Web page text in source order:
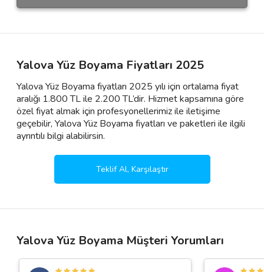
Yalova Yüz Boyama Fiyatları 2025
Yalova Yüz Boyama fiyatları 2025 yılı için ortalama fiyat
aralığı 1.800 TL ile 2.200 TL’dir. Hizmet kapsamına göre
özel fiyat almak için profesyonellerimiz ile iletişime
geçebilir, Yalova Yüz Boyama fiyatları ve paketleri ile ilgili
ayrıntılı bilgi alabilirsin.
Teklif Al, Karşılaştır
Yalova Yüz Boyama Müşteri Yorumları